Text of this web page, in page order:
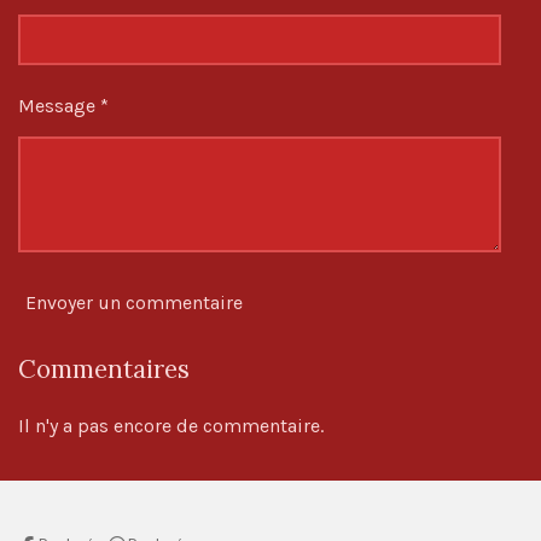
t
l
e
Message *
Envoyer un commentaire
Commentaires
Il n'y a pas encore de commentaire.